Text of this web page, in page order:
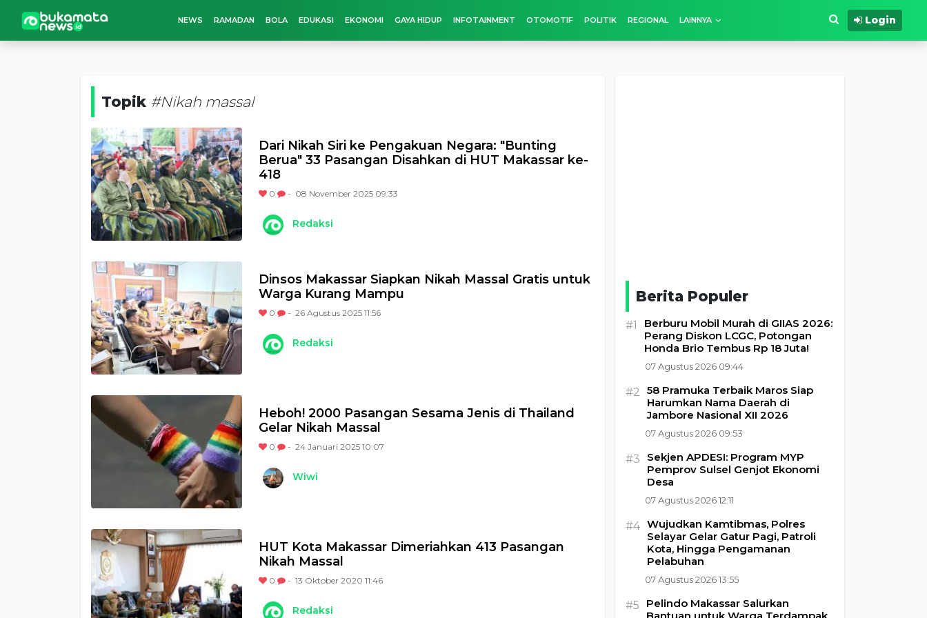
NEWS RAMADAN BOLA EDUKASI EKONOMI GAYA HIDUP INFOTAINMENT OTOMOTIF POLITIK REGIONAL LAINNYA Login
Topik #Nikah massal
Dari Nikah Siri ke Pengakuan Negara: "Bunting
Berua" 33 Pasangan Disahkan di HUT Makassar ke-
418
0 - 08 November 2025 09:33
Redaksi
Dinsos Makassar Siapkan Nikah Massal Gratis untuk
Warga Kurang Mampu
0 - 26 Agustus 2025 11:56
Redaksi
Heboh! 2000 Pasangan Sesama Jenis di Thailand
Gelar Nikah Massal
0 - 24 Januari 2025 10:07
Wiwi
HUT Kota Makassar Dimeriahkan 413 Pasangan
Nikah Massal
0 - 13 Oktober 2020 11:46
Redaksi
Berita Populer
#1
Berburu Mobil Murah di GIIAS 2026:
Perang Diskon LCGC, Potongan
Honda Brio Tembus Rp 18 Juta!
07 Agustus 2026 09:44
#2 58 Pramuka Terbaik Maros Siap
Harumkan Nama Daerah di
Jambore Nasional XII 2026
07 Agustus 2026 09:53
#3
Sekjen APDESI: Program MYP
Pemprov Sulsel Genjot Ekonomi
Desa
07 Agustus 2026 12:11
#4 Wujudkan Kamtibmas, Polres
Selayar Gelar Gatur Pagi, Patroli
Kota, Hingga Pengamanan
Pelabuhan
07 Agustus 2026 13:55
#5
Pelindo Makassar Salurkan